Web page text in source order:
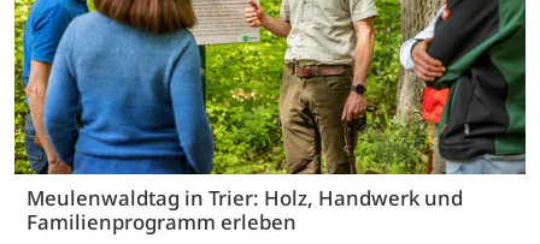
Meulenwaldtag in Trier: Holz, Handwerk und
Familienprogramm erleben